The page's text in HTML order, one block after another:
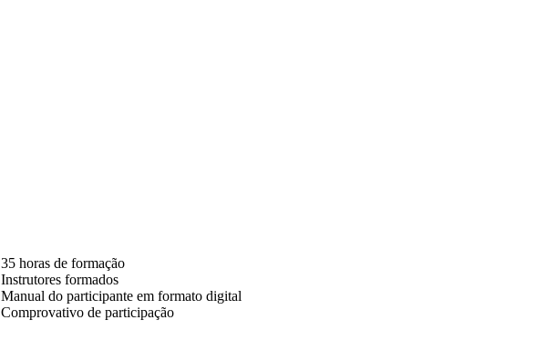
35 horas de formação
Instrutores formados
Manual do participante em formato digital
Comprovativo de participação